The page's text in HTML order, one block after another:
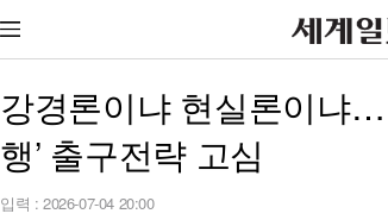
강경론이냐 현실론이냐
행’ 출구전략 고심
입력 : 2026-07-04 20:00